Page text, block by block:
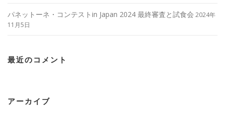
パネットーネ・コンテストin Japan 2024 最終審査と試食会 2024年
11月5日
最近のコメント
アーカイブ